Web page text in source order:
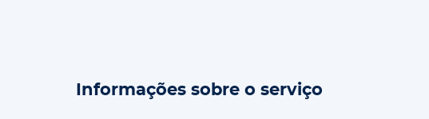
Informações sobre o serviço